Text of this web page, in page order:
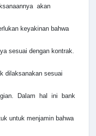
akan
keyakinan bahwa
sesuai dengan kontrak.
dilaksanakan sesuai
Dalam hal ini bank
untuk menjamin bahwa